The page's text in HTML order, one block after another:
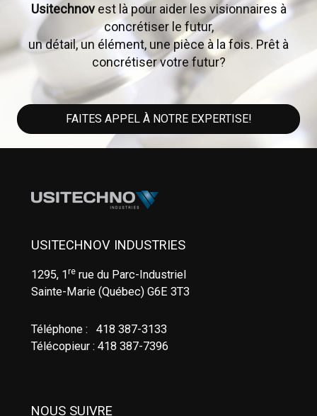
Usitechnovest là pour aider les visionnaires à
concrétiser le futur,
un détail, un élément, une pièce à la fois. Prêt à
concrétiser votre futur?
FAITES APPEL À NOTRE EXPERTISE!
USITECHNOV INDUSTRIES
1295, 1re rue du Parc-Industriel
Sainte-Marie (Québec) G6E 3T3
Téléphone : 418 387-3133
Télécopieur : 418 387-7396
NOUS SUIVRE